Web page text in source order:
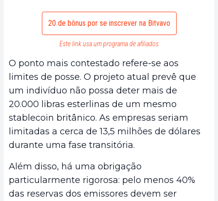
20 de bônus por se inscrever na Bitvavo
Este link usa um programa de afiliados
O ponto mais contestado refere-se aos
limites de posse. O projeto atual prevê que
um indivíduo não possa deter mais de
20.000 libras esterlinas de um mesmo
stablecoin britânico. As empresas seriam
limitadas a cerca de 13,5 milhões de dólares
durante uma fase transitória.
Além disso, há uma obrigação
particularmente rigorosa: pelo menos 40%
das reservas dos emissores devem ser